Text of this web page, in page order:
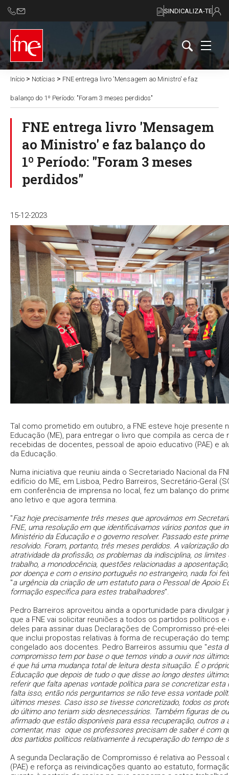
SINDICALIZA-TE
Início > Notícias > FNE entrega livro 'Mensagem ao Ministro' e faz
balanço do 1º Período: "Foram 3 meses perdidos"
FNE entrega livro 'Mensagem
ao Ministro' e faz balanço do
1º Período: "Foram 3 meses
perdidos"
15-12-2023
Tal como prometido em outubro, a FNE esteve hoje presente
Educação (ME), para entregar o livro que compila as cerca de
recebidas de docentes, pessoal de apoio educativo (PAE) e
da Educação.
Numa iniciativa que reuniu ainda o Secretariado Nacional da
edifício do ME, em Lisboa, Pedro Barreiros, Secretário-Geral
em conferência de imprensa no local, fez um balanço do
ano letivo e que agora termina.
"Faz hoje precisamente três meses que aprovámos em
FNE, uma resolução em que identificávamos vários pontos que
Ministério da Educação e o governo resolver. Passado este
resolvido. Foram, portanto, três meses perdidos. A valorização
atratividade da profissão, os problemas da indisciplina, os limites
trabalho, a monodocência, questões relacionadas a
por doença e com o ensino português no estrangeiro, nada foi
"a urgência da criação de um estatuto para o Pessoal de Apoio
formação específica para estes trabalhadores".
Pedro Barreiros aproveitou ainda a oportunidade para divulgar
que a FNE vai solicitar reuniões a todos os partidos políticos
deles para assinar duas Declarações de Compromisso pré-
que inclui propostas relativas à forma de recuperaçáo do
congelado aos docentes. Pedro Barreiros assumiu que "esta
compromisso tem por base o que temos vindo a ouvir nos
é que há uma mudança total de leitura desta situação. É o
Educação que depois de tudo o que disse ao longo destes
referir que falta apenas vontade política para se concretizar esta
falta isso, então nós perguntamos se não teve essa vontade
últimos meses. Caso isso se tivesse concretizado, todos os
do último ano teriam sido desnecessários. Também figuras de
afirmado que estão disponíveis para essa recuperação, outros a
comentar, mas oque os professores precisam de saber é com
dos partidos políticos relativamente à recuperação do tempo de
A segunda Declaração de Compromisso é relativa ao Pessoal
(PAE) e reforça as reivindicações quanto ao estatuto,